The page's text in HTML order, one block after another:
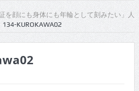
号
号
号
顔にも身体にも年輪として刻みたい」人
134-KUROKAWA02